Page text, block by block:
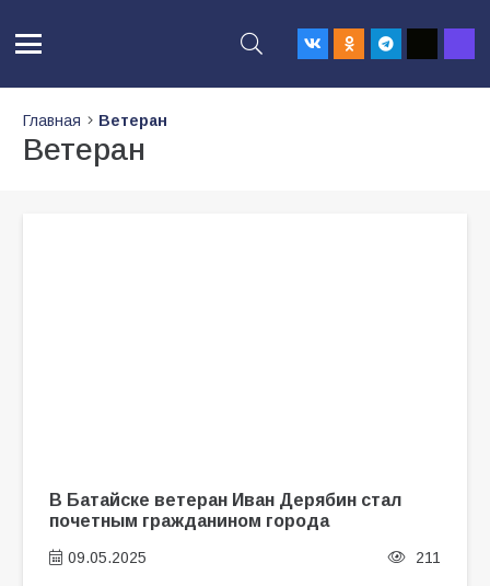
Главная Ветеран
Ветеран
В Батайске ветеран Иван Дерябин стал
почетным гражданином города
09.05.2025 211